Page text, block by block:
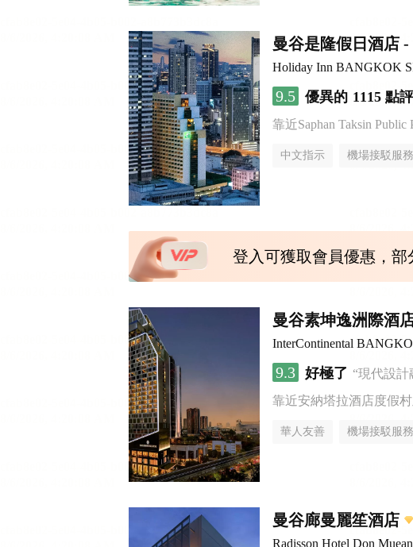
曼谷是隆假日酒店
Holiday Inn BANGKOK
9.5 優異的 1115 點評
靠近Saphan Taksin Public
中文指示 機場接駁服務
登入可獲取會員優惠，部
曼谷素坤逸洲際酒
InterContinental
9.3 好極了 “現代設
靠近安納塔拉酒店度假
華人友善 機場接駁服務
曼谷廊曼麗笙酒店
Radisson Hotel Don